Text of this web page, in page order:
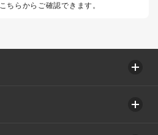
ちらからご確認できます。